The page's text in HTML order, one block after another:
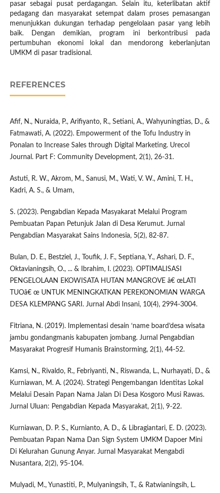
pasar sebagai pusat perdagangan. Selain itu, keterlibatan aktif
pedagang dan masyarakat setempat dalam proses pemasangan
menunjukkan dukungan terhadap pengelolaan pasar yang lebih
baik. Dengan demikian, program ini berkontribusi pada
pertumbuhan ekonomi lokal dan mendorong keberlanjutan
UMKM di pasar tradisional.
REFERENCES
Afif, N., Nuraida, P., Arifiyanto, R., Setiani, A., Wahyuningtias, D., &
Fatmawati, A. (2022). Empowerment of the Tofu Industry in
Ponalan to Increase Sales through Digital Marketing. Urecol
Journal. Part F: Community Development, 2(1), 26-31.
Astuti, R. W., Akrom, M., Sanusi, M., Wati, V. W., Amini, T. H.,
Kadri, A. S., & Umam,
S. (2023). Pengabdian Kepada Masyakarat Melalui Program
Pembuatan Papan Petunjuk Jalan di Desa Kerumut. Jurnal
Pengabdian Masyarakat Sains Indonesia, 5(2), 82-87.
Bulan, D. E., Bestziel, J., Toufik, J. F., Septiana, Y., Ashari, D. F.,
Oktavianingsih, O., ... & Ibrahim, I. (2023). OPTIMALISASI
PENGELOLAAN EKOWISATA HUTAN MANGROVE â€ œLATI
TUOâ€ œ UNTUK MENINGKATKAN PEREKONOMIAN WARGA
DESA KLEMPANG SARI. Jurnal Abdi Insani, 10(4), 2994-3004.
Fitriana, N. (2019). Implementasi desain ‘name board’desa wisata
jambu gondangmanis kabupaten jombang. Jurnal Pengabdian
Masyarakat Progresif Humanis Brainstorming, 2(1), 44-52.
Kamsi, N., Rivaldo, R., Febriyanti, N., Riswanda, L., Nurhayati, D., &
Kurniawan, M. A. (2024). Strategi Pengembangan Identitas Lokal
Melalui Desain Papan Nama Jalan Di Desa Kosgoro Musi Rawas.
Jurnal Uluan: Pengabdian Kepada Masyarakat, 2(1), 9-22.
Kurniawan, D. P. S., Kurnianto, A. D., & Libragiantari, E. D. (2023).
Pembuatan Papan Nama Dan Sign System UMKM Dapoer Mini
Di Kelurahan Gunung Anyar. Jurnal Masyarakat Mengabdi
Nusantara, 2(2), 95-104.
Mulyadi, M., Yunastiti, P., Mulyaningsih, T., & Ratwianingsih, L.